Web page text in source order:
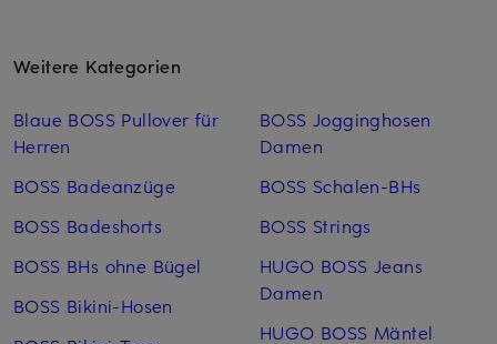
Weitere Kategorien
Blaue BOSS Pullover für
Herren
BOSS Badeanzüge
BOSS Badeshorts
BOSS BHs ohne Bügel
BOSS Bikini-Hosen
BOSS Jogginghosen
Damen
BOSS Schalen-BHs
BOSS Strings
HUGO BOSS Jeans
Damen
HUGO BOSS Mäntel